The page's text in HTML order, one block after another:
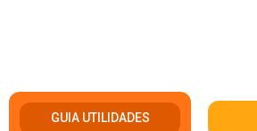
GUIA UTILIDADES